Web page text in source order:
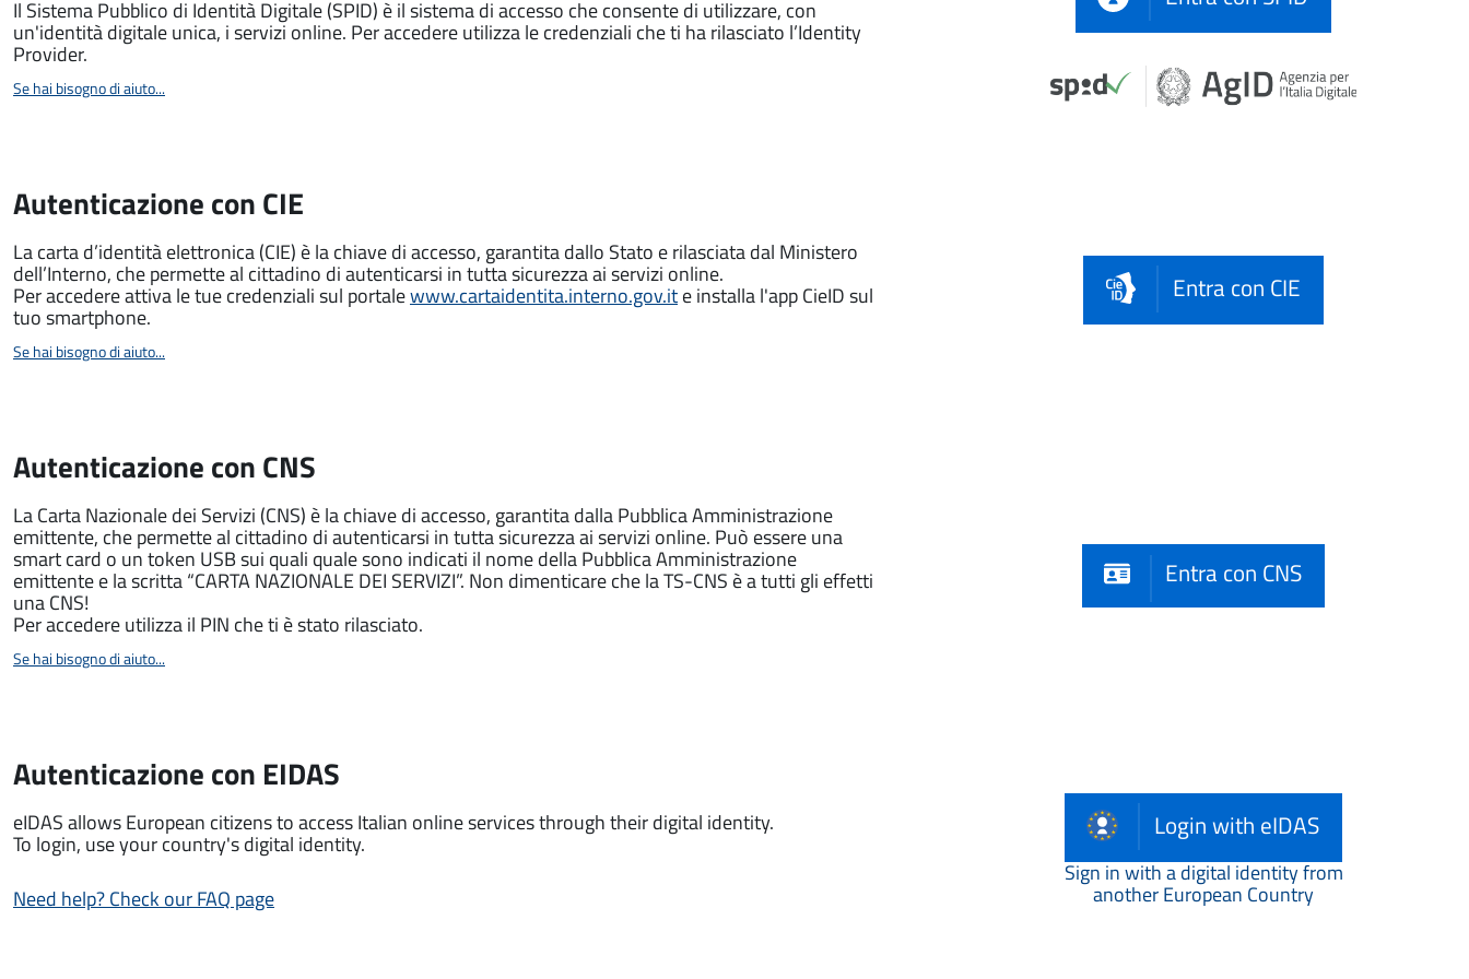
Il Sistema Pubblico di Identità Digitale (SPID) è il sistema di accesso che consente di utilizzare, con
un'identità digitale unica, i servizi online. Per accedere utilizza le credenziali che ti ha rilasciato l’Identity
Provider.
Se hai bisogno di aiuto...
Autenticazione con CIE
La carta d’identità elettronica (CIE) è la chiave di accesso, garantita dallo Stato e rilasciata dal Ministero
dell’Interno, che permette al cittadino di autenticarsi in tutta sicurezza ai servizi online.
Per accedere attiva le tue credenziali sul portalewww.cartaidentita.interno.gov.ite installa l'app CieID sul
tuo smartphone.
Se hai bisogno di aiuto...
Entra con CIE
Autenticazione con CNS
La Carta Nazionale dei Servizi (CNS) è la chiave di accesso, garantita dalla Pubblica Amministrazione
emittente, che permette al cittadino di autenticarsi in tutta sicurezza ai servizi online. Può essere una
smart card o un token USB sui quali quale sono indicati il nome della Pubblica Amministrazione
emittente e la scritta “CARTA NAZIONALE DEI SERVIZI”. Non dimenticare che la TS-CNS è a tutti gli effetti
una CNS!
Per accedere utilizza il PIN che ti è stato rilasciato.
Se hai bisogno di aiuto...
Entra con CNS
Autenticazione con EIDAS
eIDAS allows European citizens to access Italian online services through their digital identity.
To login, use your country's digital identity.
Need help? Check our FAQ page
Login with eIDAS
Sign in with a digital identity from
another European Country